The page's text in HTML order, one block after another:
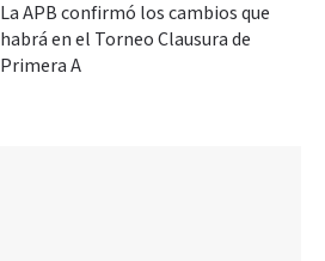
La APB confirmó los cambios que
habrá en el Torneo Clausura de
Primera A